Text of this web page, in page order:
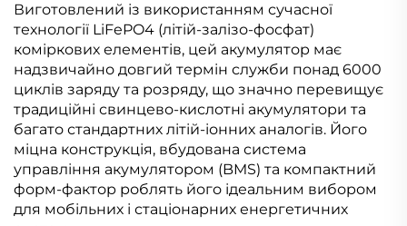
Виготовлений із використанням сучасної
технології LiFePO4 (літій-залізо-фосфат)
коміркових елементів, цей акумулятор має
надзвичайно довгий термін служби понад 6000
циклів заряду та розряду, що значно перевищує
традиційні свинцево-кислотні акумулятори та
багато стандартних літій-іонних аналогів. Його
міцна конструкція, вбудована система
управління акумулятором (BMS) та компактний
форм-фактор роблять його ідеальним вибором
для мобільних і стаціонарних енергетичних